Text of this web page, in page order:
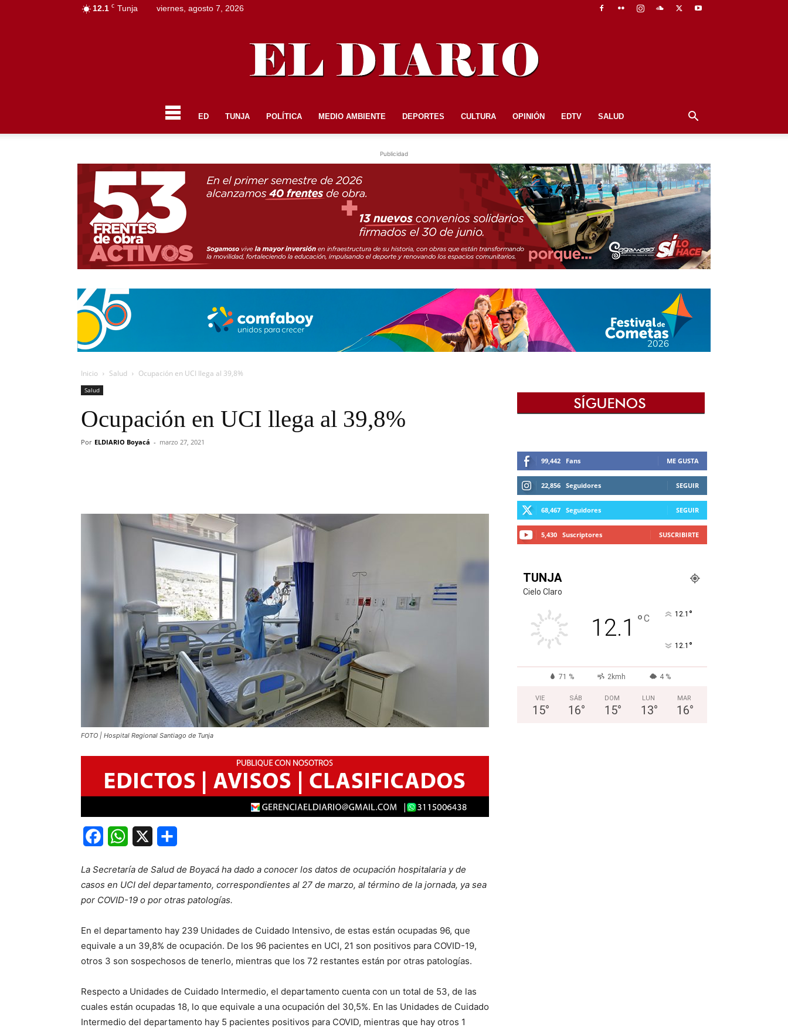
12.1 C Tunja viernes, agosto 7, 2026
DIARIO
ED TUNJA POLÍTICA MEDIO AMBIENTE DEPORTES CULTURA OPINIÓN EDTV SALUD
Publicidad
Inicio Salud Ocupación en UCI llega al 39,8%
Salud
Ocupación en UCI llega al 39,8%
Por ELDIARIO Boyacá - marzo 27, 2021
FOTO | Hospital Regional Santiago de Tunja
FacebookWhatsApp
La Secretaría de Salud de Boyacá ha dado a conocer los datos de ocupación hospitalaria y de
casos en UCI del departamento, correspondientes al 27 de marzo, al término de la jornada, ya sea
por COVID-19 o por otras patologías.
En el departamento hay 239 Unidades de Cuidado Intensivo, de estas están ocupadas 96, que
equivale a un 39,8% de ocupación. De los 96 pacientes en UCI, 21 son positivos para COVID-19,
otros 3 son sospechosos de tenerlo, mientras que los 72 restantes están por otras patologías.
Respecto a Unidades de Cuidado Intermedio, el departamento cuenta con un total de 53, de las
cuales están ocupadas 18, lo que equivale a una ocupación del 30,5%. En las Unidades de Cuidado
Intermedio del departamento hay 5 pacientes positivos para COVID, mientras que hay otros 1
99,442 Fans ME GUSTA
22,856 Seguidores SEGUIR
68,467 Seguidores SEGUIR
5,430 Suscriptores SUSCRIBIRTE
TUNJA
Cielo Claro
12.1 °C 12.1 °
12.1 °
71 % 2kmh 4 %
VIE
15°
SÁB
16°
DOM
15°
LUN
13°
MAR
16°